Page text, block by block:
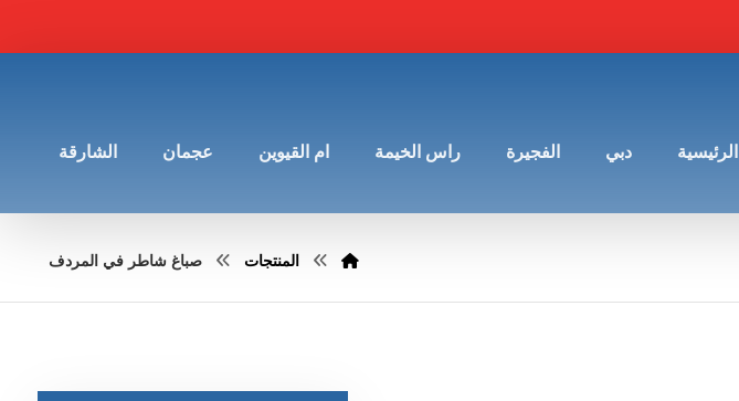
الرئيسية دبي الفجيرة راس الخيمة ام القيوين عجمان الشارقة
المنتجات صباغ شاطر في المردف